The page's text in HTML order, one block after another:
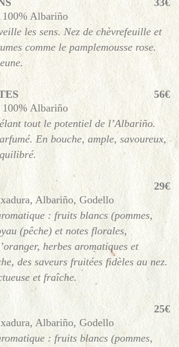
33€
Albariño
les sens. Nez de chèvrefeuille et
comme le pamplemousse rose.
56€
Albariño
tout le potentiel de l’Albariño.
En bouche, ample, savoureux,
29€
Albariño, Godello
: fruits blancs (pommes,
(pêche) et notes florales,
herbes aromatiques et
des saveurs fruitées fidèles au nez.
et fraîche.
25€
Albariño, Godello
: fruits blancs (pommes,